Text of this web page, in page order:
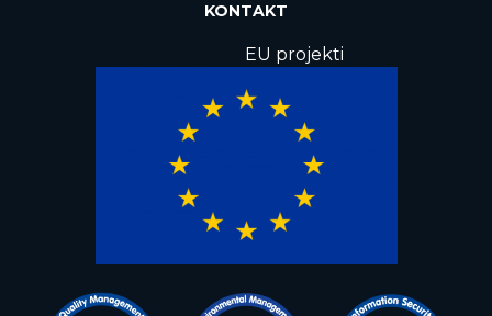
KONTAKT
EU projekti